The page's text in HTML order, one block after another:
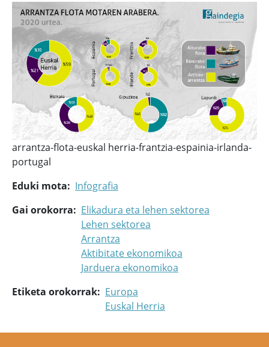
arrantza-flota-euskal herria-frantzia-espainia-irlanda-
portugal
Eduki mota
Infografia
Gai orokorra
Elikadura eta lehen sektorea
Lehen sektorea
Arrantza
Aktibitate ekonomikoa
Jarduera ekonomikoa
Etiketa orokorrak
Europa
Euskal Herria